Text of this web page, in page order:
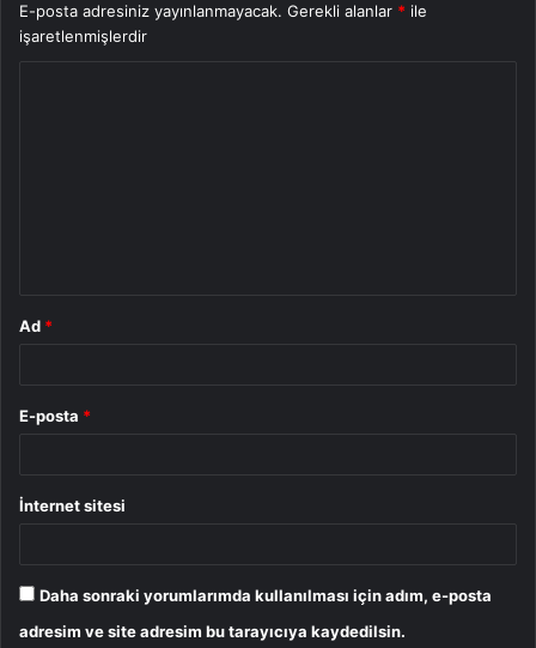
E-posta adresiniz yayınlanmayacak. Gerekli alanlar * ile
işaretlenmişlerdir
Ad *
E-posta *
İnternet sitesi
Daha sonraki yorumlarımda kullanılması için adım, e-posta
adresim ve site adresim bu tarayıcıya kaydedilsin.